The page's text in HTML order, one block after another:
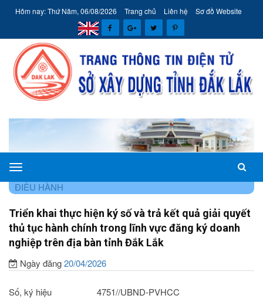
Hôm nay: Thứ Năm, 06/08/2026 Trang chủ Liên hệ Sơ đồ Website
Sở
Xây
tỉnh
Đắk
Lắk
TRANG CHỦ
VĂN BẢN CHỈ ĐẠO
ĐIỀU HÀNH
Triển khai thực hiện ký số và trả kết quả giải quyết
thủ tục hành chính trong lĩnh vực đăng ký doanh
nghiệp trên địa bàn tỉnh Đắk Lắk
Ngày đăng20/04/2026
Số, ký hiệu
4751//UBND-PVHCC